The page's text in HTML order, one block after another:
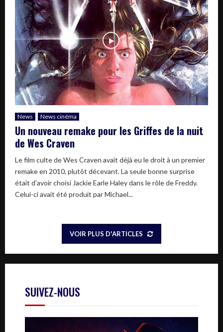
News News cinéma
Un nouveau remake pour les Griffes de la nuit
de Wes Craven
Le film culte de Wes Craven avait déjà eu le droit à un premier
remake en 2010, plutôt décevant. La seule bonne surprise
était d’avoir choisi Jackie Earle Haley dans le rôle de Freddy.
Celui-ci avait été produit par Michael...
VOIR PLUS D'ARTICLES
SUIVEZ-NOUS